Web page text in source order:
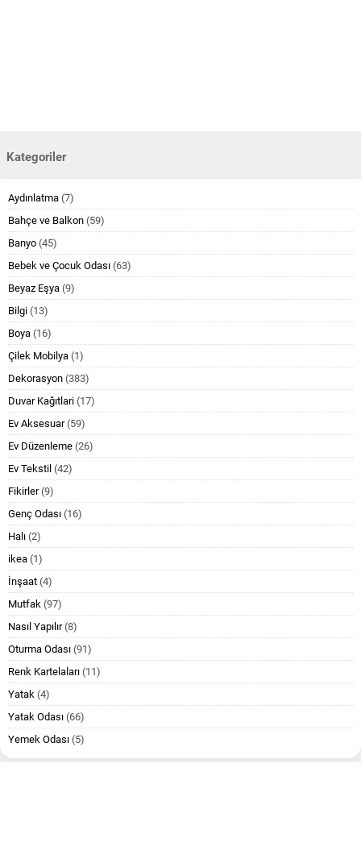
Kategoriler
Aydınlatma (7)
Bahçe ve Balkon (59)
Banyo (45)
Bebek ve Çocuk Odası (63)
Beyaz Eşya (9)
Bilgi (13)
Boya (16)
Çilek Mobilya (1)
Dekorasyon (383)
Duvar Kağıtlari (17)
Ev Aksesuar(59)
Ev Düzenleme (26)
Ev Tekstil (42)
Fikirler(9)
Genç Odası (16)
Halı (2)
ikea (1)
İnşaat (4)
Mutfak (97)
Nasıl Yapılır(8)
Oturma Odası (91)
Renk Kartelaları (11)
Yatak (4)
Yatak Odası (66)
Yemek Odası (5)